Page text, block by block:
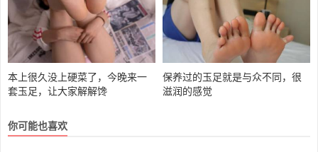
本上很久没上硬菜了，今晚来一
套玉足，让大家解解馋
保养过的玉足就是与众不同，很
滋润的感觉
你可能也喜欢